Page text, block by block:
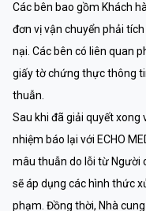
Các bên bao gồm Khách
đơn vị vận chuyển phải
nại. Các bên có liên quan
giấy tờ chứng thực thông
thuẫn.
Sau khi đã giải quyết xong
nhiệm báo lại với ECHO
mâu thuẫn do lỗi từ Người
sẽ áp dụng các hình thức
phạm. Đồng thời, Nhà